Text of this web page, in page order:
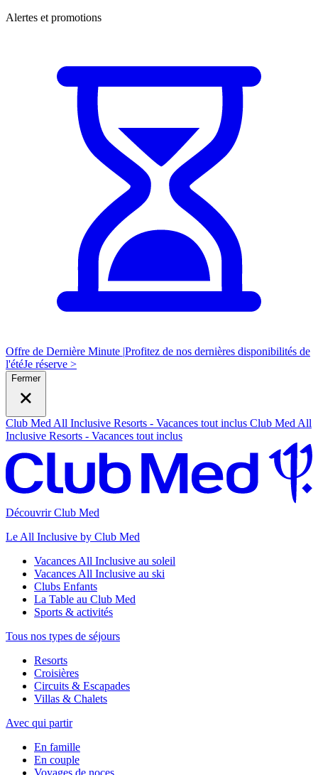
Alertes et promotions
Offre de Dernière Minute |Profitez de nos dernières disponibilités de
l'étéJe réserve >
Fermer
Club Med All Inclusive Resorts - Vacances tout inclus Club Med All
Inclusive Resorts - Vacances tout inclus
Découvrir Club Med
Le All Inclusive by Club Med
Vacances All Inclusive au soleil
Vacances All Inclusive au ski
Clubs Enfants
La Table au Club Med
Sports & activités
Tous nos types de séjours
Resorts
Croisières
Circuits & Escapades
Villas & Chalets
Avec qui partir
En famille
En couple